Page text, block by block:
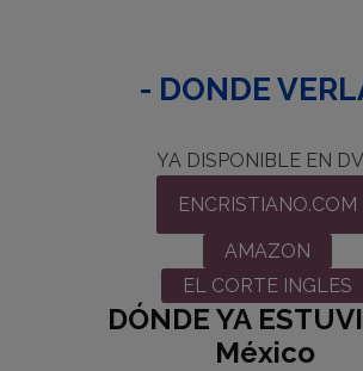
- DONDE
YA DISPONIBLE EN
ENCRISTIANO.COM
AMAZON
EL CORTE INGLES
DÓNDE YA
México